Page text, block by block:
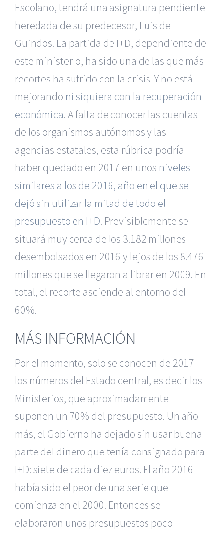
Escolano, tendrá una asignatura pendiente
heredada de su predecesor, Luis de
Guindos. La partida de I+D, dependiente de
este ministerio, ha sido una de las que más
recortes ha sufrido con la crisis. Y no está
mejorando ni siquiera con la recuperación
económica. A falta de conocer las cuentas
de los organismos autónomos y las
agencias estatales, esta rúbrica podría
haber quedado en 2017 en unos niveles
similares a los de 2016, año en el que se
dejó sin utilizar la mitad de todo el
presupuesto en I+D. Previsiblemente se
situará muy cerca de los 3.182 millones
desembolsados en 2016 y lejos de los 8.476
millones que se llegaron a librar en 2009. En
total, el recorte asciende al entorno del
60%.
MÁS INFORMACIÓN
Por el momento, solo se conocen de 2017
los números del Estado central, es decir los
Ministerios, que aproximadamente
suponen un 70% del presupuesto. Un año
más, el Gobierno ha dejado sin usar buena
parte del dinero que tenía consignado para
I+D: siete de cada diez euros. El año 2016
había sido el peor de una serie que
comienza en el 2000. Entonces se
elaboraron unos presupuestos poco